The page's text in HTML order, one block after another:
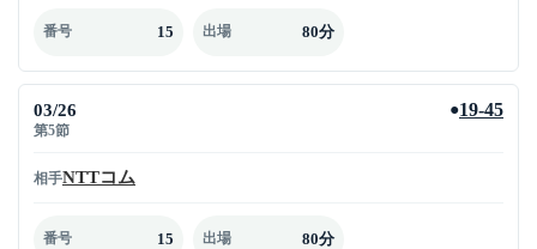
番号 15 出場 80分
03/26
第5節
●19-45
相手NTTコム
番号 15 出場 80分